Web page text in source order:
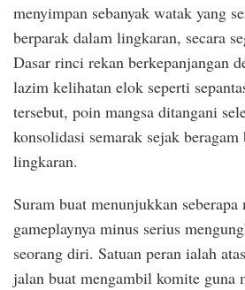
menyimpan sebanyak watak yang
berparak dalam lingkaran, secara
Dasar rinci rekan berkepanjangan
lazim kelihatan elok seperti
tersebut, poin mangsa ditangani
konsolidasi semarak sejak beragam
lingkaran.
Suram buat menunjukkan
gameplaynya minus serius
seorang diri. Satuan peran ialah
jalan buat mengambil komite guna